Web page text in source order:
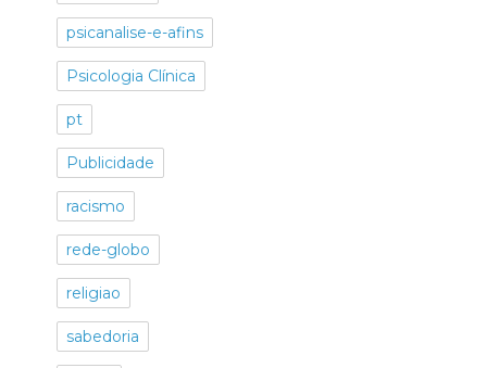
psicanalise-e-afins
Psicologia Clínica
pt
Publicidade
racismo
rede-globo
religiao
sabedoria